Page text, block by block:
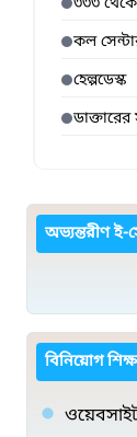
কল
হেল্পডেস্ক
অভ্যন্তরীণ ই-
বিনিয়োগ